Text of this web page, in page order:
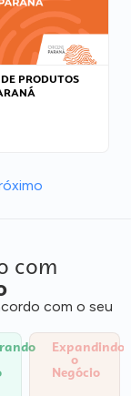
PRODUTOS
com
com o seu
Expandindo
o
Negócio